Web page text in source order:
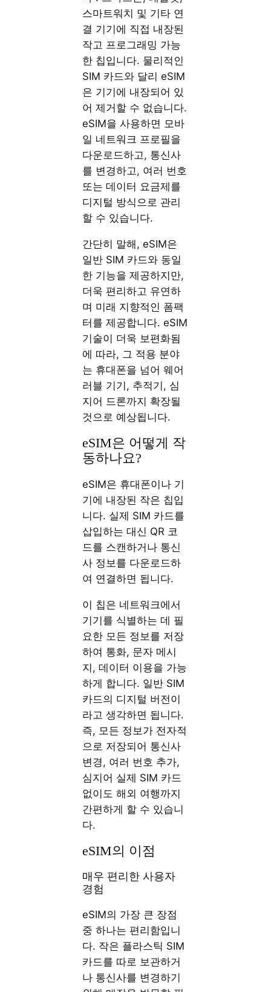
스마트워치 및 기타 연
결 기기에 직접 내장된
작고 프로그래밍 가능
한 칩입니다. 물리적인
SIM 카드와 달리 eSIM
은 기기에 내장되어 있
어 제거할 수 없습니다.
eSIM을 사용하면 모바
일 네트워크 프로필을
다운로드하고, 통신사
를 변경하고, 여러 번호
또는 데이터 요금제를
디지털 방식으로 관리
할 수 있습니다.
간단히 말해, eSIM은
일반 SIM 카드와 동일
한 기능을 제공하지만,
더욱 편리하고 유연하
며 미래 지향적인 폼팩
터를 제공합니다. eSIM
기술이 더욱 보편화됨
에 따라, 그 적용 분야
는 휴대폰을 넘어 웨어
러블 기기, 추적기, 심
지어 드론까지 확장될
것으로 예상됩니다.
eSIM은 어떻게 작
동하나요?
eSIM은 휴대폰이나 기
기에 내장된 작은 칩입
니다. 실제 SIM 카드를
삽입하는 대신 QR 코
드를 스캔하거나 통신
사 정보를 다운로드하
여 연결하면 됩니다.
이 칩은 네트워크에서
기기를 식별하는 데 필
요한 모든 정보를 저장
하여 통화, 문자 메시
지, 데이터 이용을 가능
하게 합니다. 일반 SIM
카드의 디지털 버전이
라고 생각하면 됩니다.
즉, 모든 정보가 전자적
으로 저장되어 통신사
변경, 여러 번호 추가,
심지어 실제 SIM 카드
없이도 해외 여행까지
간편하게 할 수 있습니
다.
eSIM의 이점
매우 편리한 사용자
경험
eSIM의 가장 큰 장점
중 하나는 편리함입니
다. 작은 플라스틱 SIM
카드를 따로 보관하거
나 통신사를 변경하기